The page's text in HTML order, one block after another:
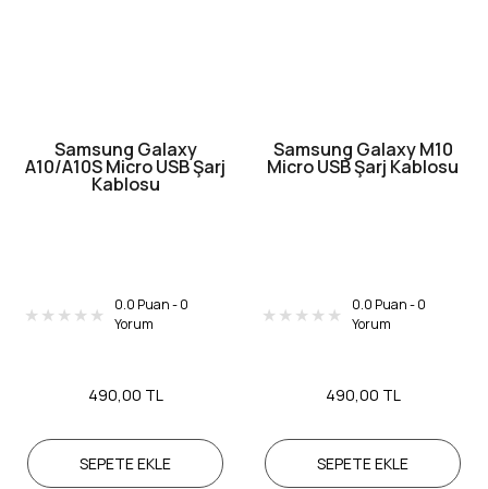
Samsung Galaxy
A10/A10S Micro USB Şarj
Kablosu
0.0 Puan - 0
Yorum
490,00 TL
SEPETE EKLE
Samsung Galaxy M10
Micro USB Şarj Kablosu
0.0 Puan - 0
Yorum
490,00 TL
SEPETE EKLE